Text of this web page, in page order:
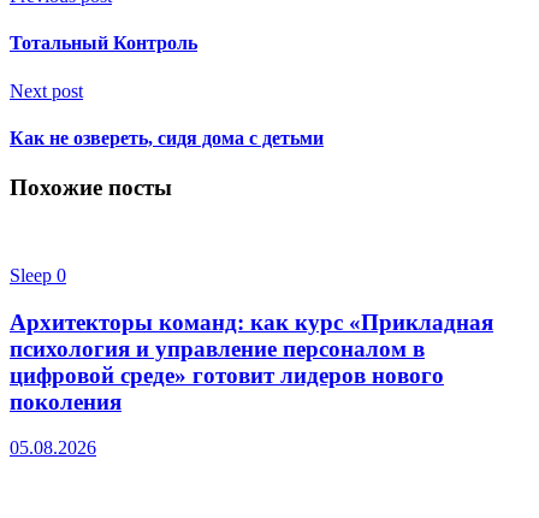
Тотальный Контроль
Next post
Как не озвереть, сидя дома с детьми
Похожие посты
Sleep 0
Архитекторы команд: как курс «Прикладная
психология и управление персоналом в
цифровой среде» готовит лидеров нового
поколения
05.08.2026